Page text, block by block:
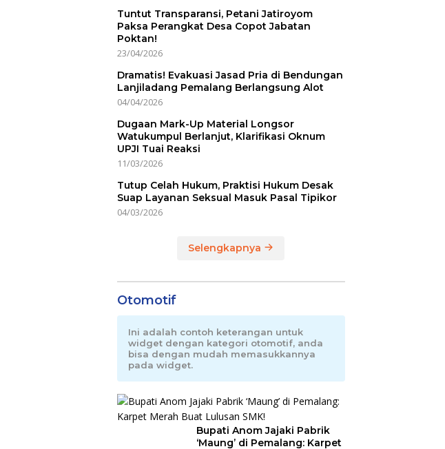
Tuntut Transparansi, Petani Jatiroyom
Paksa Perangkat Desa Copot Jabatan
Poktan!
23/04/2026
Dramatis! Evakuasi Jasad Pria di Bendungan
Lanjiladang Pemalang Berlangsung Alot
04/04/2026
Dugaan Mark-Up Material Longsor
Watukumpul Berlanjut, Klarifikasi Oknum
UPJI Tuai Reaksi
11/03/2026
Tutup Celah Hukum, Praktisi Hukum Desak
Suap Layanan Seksual Masuk Pasal Tipikor
04/03/2026
Selengkapnya
Otomotif
Ini adalah contoh keterangan untuk
widget dengan kategori otomotif, anda
bisa dengan mudah memasukkannya
pada widget.
Bupati Anom Jajaki Pabrik
‘Maung’ di Pemalang: Karpet